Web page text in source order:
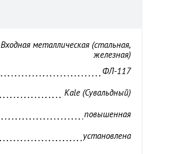
Входная металлическая (стальная,
железная)
ФЛ-117
Kale (Сувальдный)
повышенная
установлена